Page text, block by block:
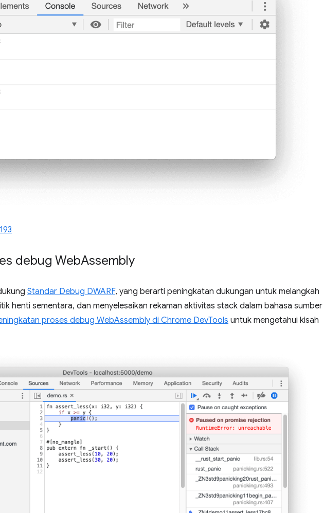
debug WebAssembly
Standar Debug DWARF, yang berarti peningkatan dukungan untuk melangkah
henti sementara, dan menyelesaikan rekaman aktivitas stack dalam bahasa sumber
proses debug WebAssembly di Chrome DevTools untuk mengetahui kisah